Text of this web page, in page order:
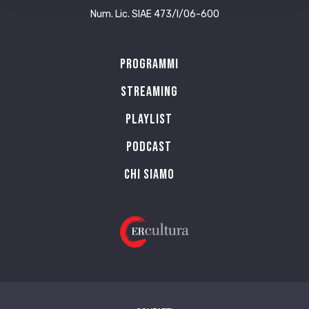
Num. Lic. SIAE 473/I/06-600
Programmi
Streaming
Playlist
PODCAST
Chi siamo